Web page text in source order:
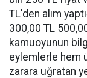
TL'den alım
300,00 TL
kamuoyunun
eylemlerle hem
zarara uğratan